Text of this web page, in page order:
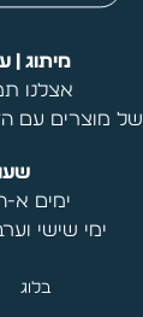
מיתוג |
אצלנו
של מוצרים עם
ימים א-ה 16:00 –
ימי שישי וערבי חג
בלוג